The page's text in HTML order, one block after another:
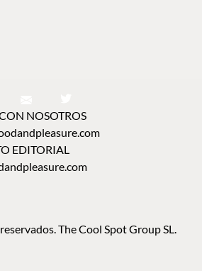
NOSOTROS
EDITORIAL
The Cool Spot Group SL.